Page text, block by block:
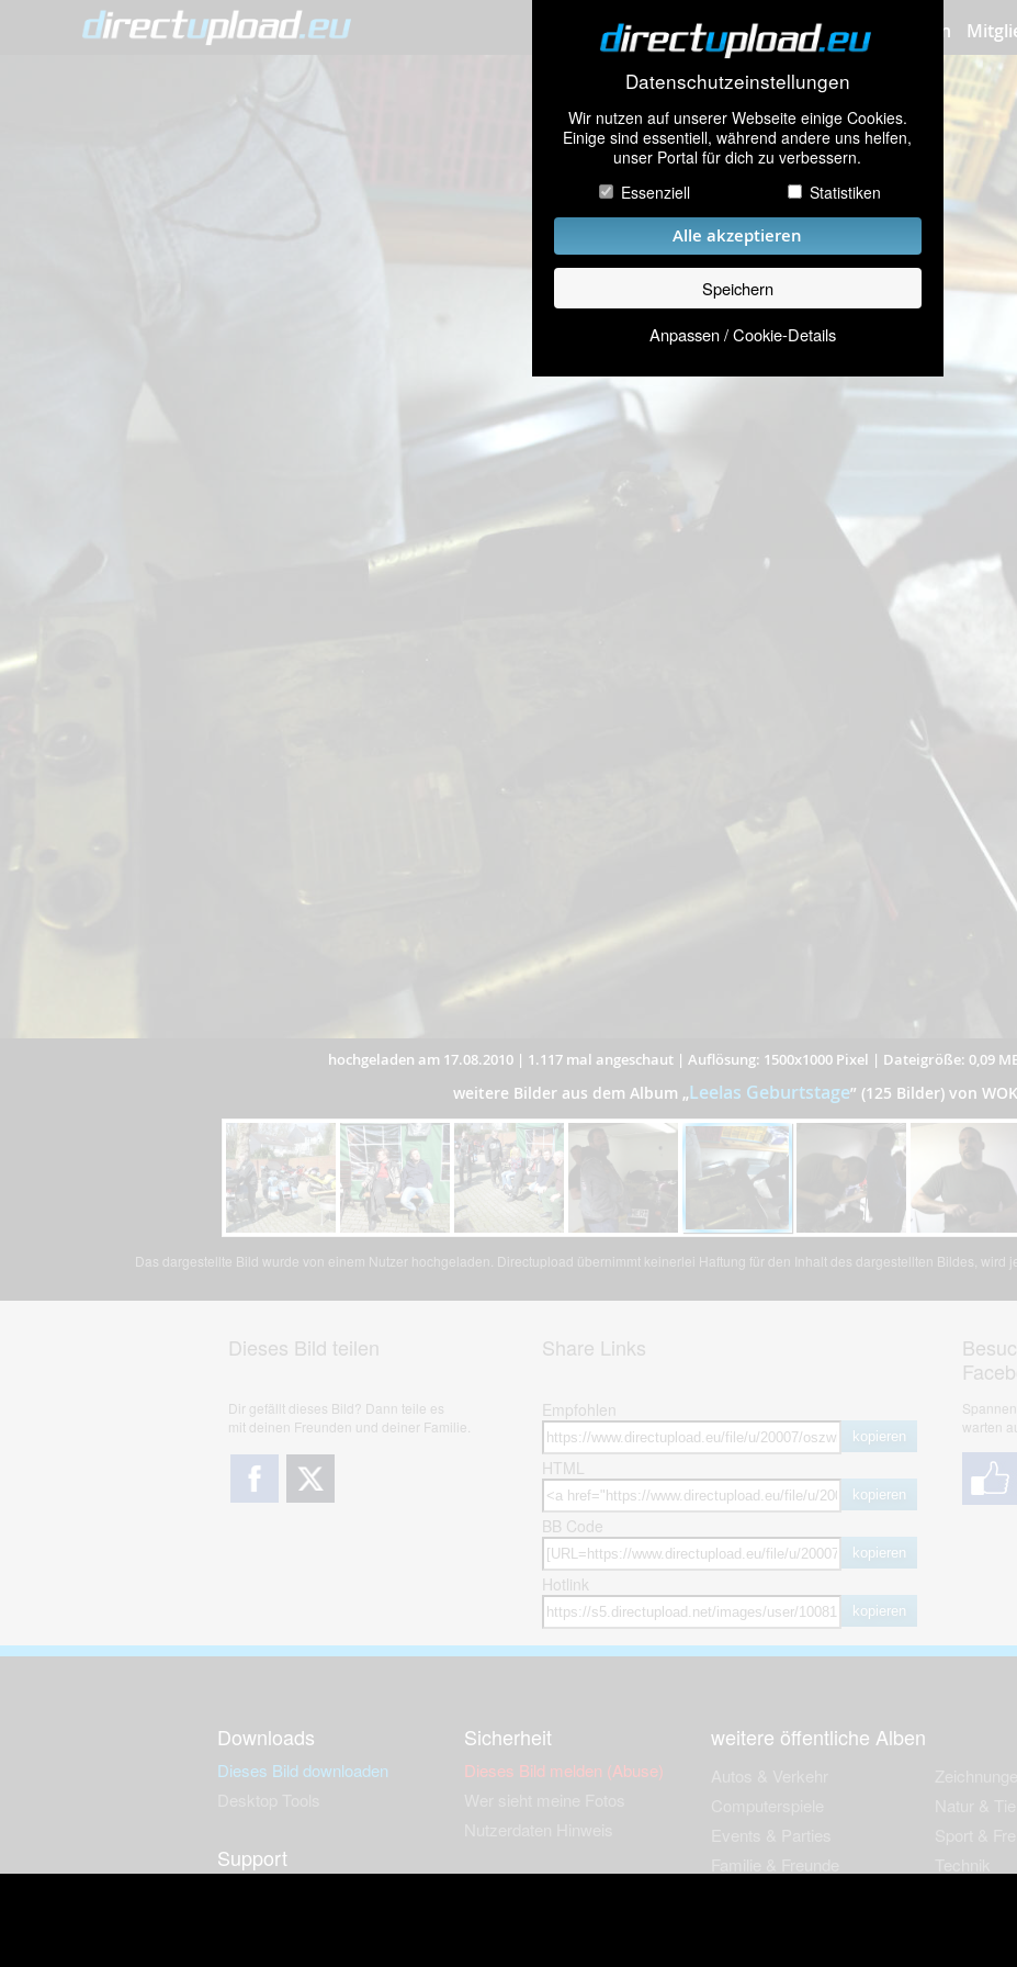
Datenschutzeinstellungen
Wir nutzen auf unserer Webseite einige Cookies.
Einige sind essentiell, während andere uns helfen,
unser Portal für dich zu verbessern.
Essenziell
Statistiken
Alle akzeptieren
Speichern
Anpassen / Cookie-Details
Bilder hochladen
hochgeladen am 17.08.2010 | 1.117 mal angeschaut | Auflösung: 1500x1000 Pixel | Dateigröße: 0,09
weitere Bilder aus dem Album „Leelas Geburtstage” (125 Bilder) von
Das dargestellte Bild wurde von einem Nutzer hochgeladen. Directupload übernimmt keinerlei Haftung für den Inhalt des dargestellten Bildes, wird
Dieses Bild teilen
Dir gefällt dieses Bild? Dann teile es
mit deinen Freunden und deiner Familie.
Share Links
Empfohlen
kopieren
HTML
kopieren
BB Code
kopieren
Hotlink
kopieren
warten
Downloads
Dieses Bild downloaden
Support
Sicherheit
Dieses Bild melden (Abuse)
weitere öffentliche Alben